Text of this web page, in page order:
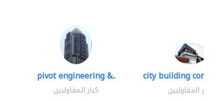
pivot engineering &..
كبار المقاوليين
city building
كبار المقاوليين